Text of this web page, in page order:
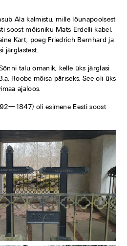
Ala kalmistu, mille lõunapoolsest
soost mõisniku Mats Erdelli kabel.
Kärt, poeg Friedrich Bernhard ja
järglastest.
talu omanik, kelle üks järglasi
Roobe mõisa päriseks. See oli üks
ajaloos.
oli esimene Eesti soost